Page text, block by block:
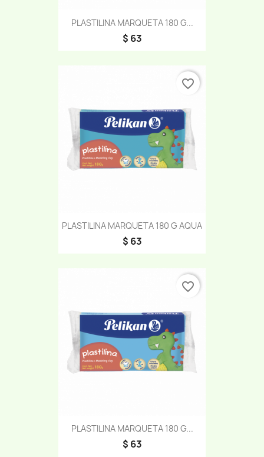
PLASTILINA MARQUETA 180 G...
$ 63
PLASTILINA MARQUETA 180 G AQUA
$ 63
favorite_border
PLASTILINA MARQUETA 180 G...
$ 63
favorite_border